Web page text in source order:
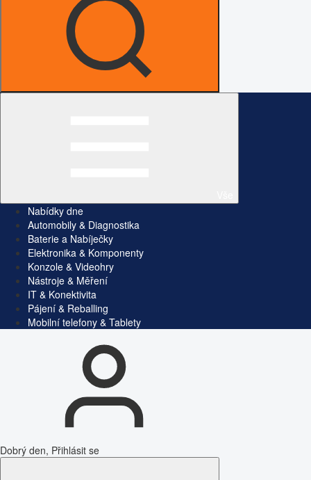
Nabídky dne
Automobily & Diagnostika
Baterie a Nabíječky
Elektronika & Komponenty
Konzole & Videohry
Nástroje & Měření
IT & Konektivita
Pájení & Reballing
Mobilní telefony & Tablety
Dobrý den, Přihlásit se